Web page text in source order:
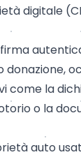
digitale
donazione,
come la
o la
auto